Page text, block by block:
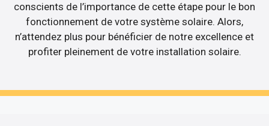
conscients de l’importance de cette étape pour le bon
fonctionnement de votre système solaire. Alors,
n’attendez plus pour bénéficier de notre excellence et
profiter pleinement de votre installation solaire.